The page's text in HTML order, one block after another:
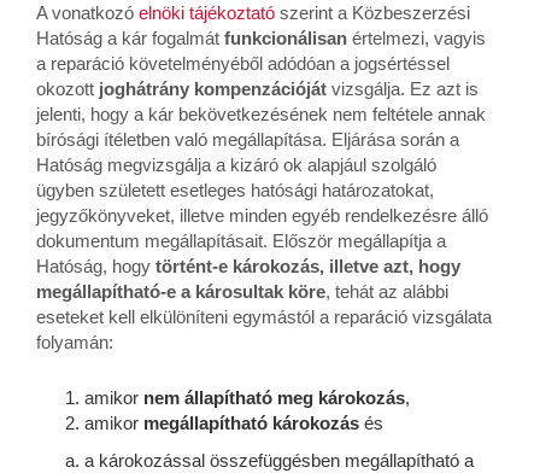
A vonatkozó elnöki tájékoztató szerint a Közbeszerzési
Hatóság a kár fogalmát funkcionálisan értelmezi, vagyis
a reparáció követelményéből adódóan a jogsértéssel
okozott joghátrány kompenzációját vizsgálja. Ez azt is
jelenti, hogy a kár bekövetkezésének nem feltétele annak
bírósági ítéletben való megállapítása. Eljárása során a
Hatóság megvizsgálja a kizáró ok alapjául szolgáló
ügyben született esetleges hatósági határozatokat,
jegyzőkönyveket, illetve minden egyéb rendelkezésre álló
dokumentum megállapításait. Először megállapítja a
Hatóság, hogy történt-e károkozás, illetve azt, hogy
megállapítható-e a károsultak köre, tehát az alábbi
eseteket kell elkülöníteni egymástól a reparáció vizsgálata
folyamán:
amikor nem állapítható meg károkozás,
amikor megállapítható károkozás és
a károkozással összefüggésben megállapítható a